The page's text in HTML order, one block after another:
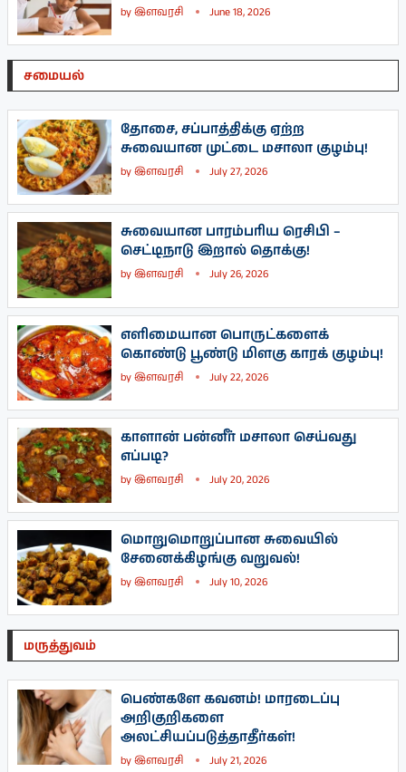
byஇளவரசி June 18, 2026
சமையல்
தோசை, சப்பாத்திக்கு ஏற்ற
சுவையான முட்டை மசாலா குழம்பு!
byஇளவரசி July 27, 2026
சுவையான பாரம்பரிய ரெசிபி –
செட்டிநாடு இறால் தொக்கு!
byஇளவரசி July 26, 2026
எளிமையான பொருட்களைக்
கொண்டு பூண்டு மிளகு காரக் குழம்பு!
byஇளவரசி July 22, 2026
காளான் பன்னீர் மசாலா செய்வது
எப்படி?
byஇளவரசி July 20, 2026
மொறுமொறுப்பான சுவையில்
சேனைக்கிழங்கு வறுவல்!
byஇளவரசி July 10, 2026
மருத்துவம்
பெண்களே கவனம்! மாரடைப்பு
அறிகுறிகளை
அலட்சியப்படுத்தாதீர்கள்!
byஇளவரசி July 21, 2026